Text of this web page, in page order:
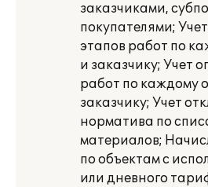
заказчиками,
покупателями;
этапов работ по
и заказчику; Учет
работ по каждому
заказчику; Учет
норматива по
материалов;
по объектам с
или дневного